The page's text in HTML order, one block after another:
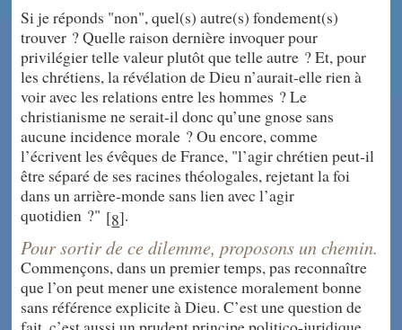
Si je réponds "non", quel(s) autre(s) fondement(s)
trouver ? Quelle raison dernière invoquer pour
privilégier telle valeur plutôt que telle autre ? Et, pour
les chrétiens, la révélation de Dieu n’aurait-elle rien à
voir avec les relations entre les hommes ? Le
christianisme ne serait-il donc qu’une gnose sans
aucune incidence morale ? Ou encore, comme
l’écrivent les évêques de France, "l’agir chrétien peut-il
être séparé de ses racines théologales, rejetant la foi
dans un arrière-monde sans lien avec l’agir
quotidien ?" [8].
Pour sortir de ce dilemme, proposons un chemin.
Commençons, dans un premier temps, pas reconnaître
que l’on peut mener une existence moralement bonne
sans référence explicite à Dieu. C’est une question de